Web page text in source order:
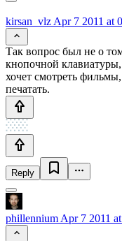
kirsan_vlz Apr 7 2011 at
Так вопрос был не о
кнопочной клавиатуры,
хочет смотреть
печатать.
Reply
phillennium Apr 7 2011